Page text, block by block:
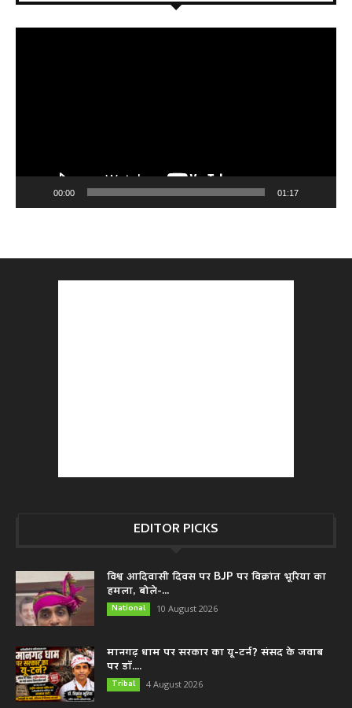
00:00 01:17
EDITOR PICKS
विश्व आदिवासी दिवस पर BJP पर विक्रांत भूरिया का
हमला, बोले-...
National 10 August 2026
मानगढ़ धाम पर सरकार का यू-टर्न? संसद के जवाब
पर डॉ....
Tribal 4 August 2026